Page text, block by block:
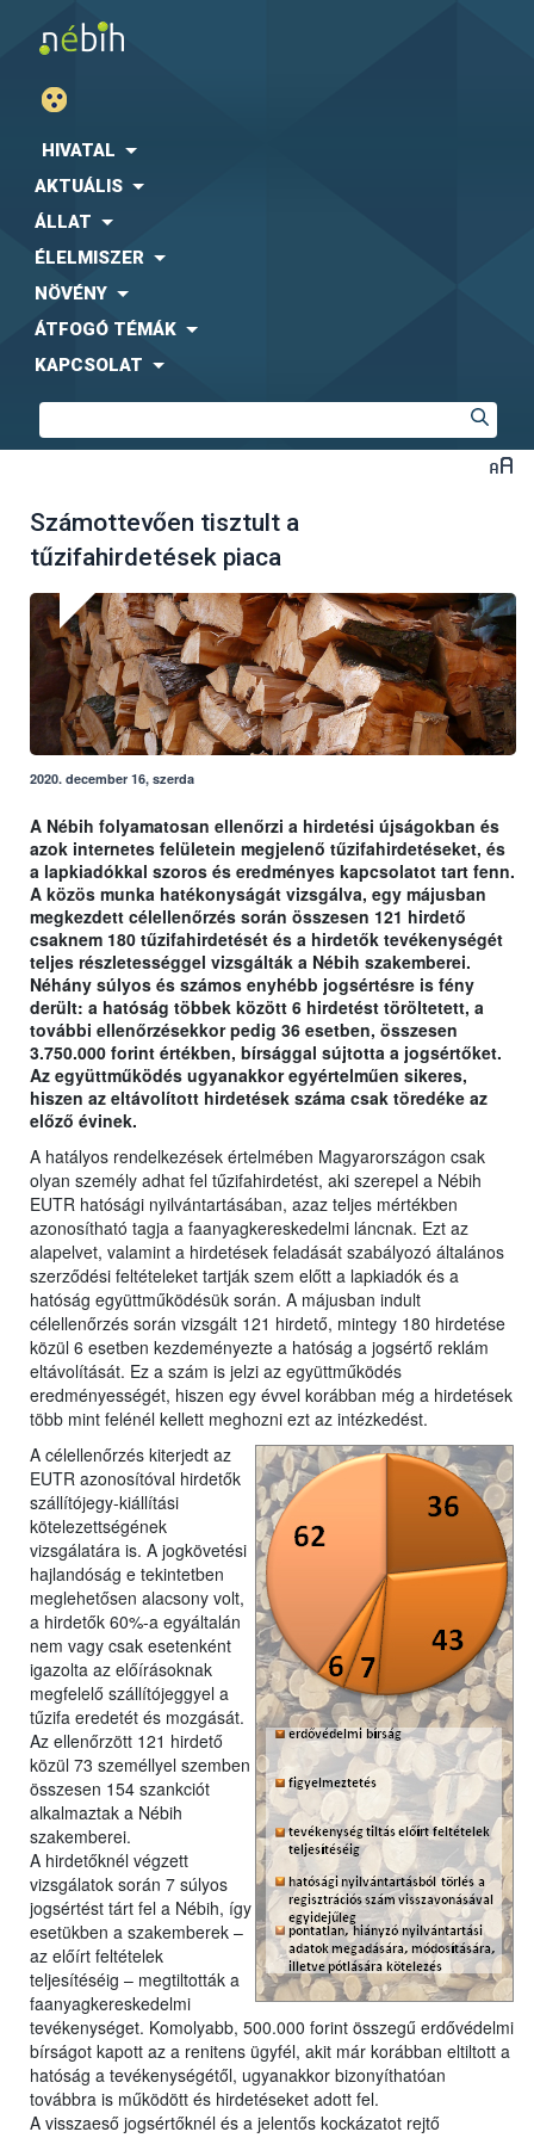
HIVATAL
AKTUÁLIS
ÁLLAT
ÉLELMISZER
NÖVÉNY
ÁTFOGÓ TÉMÁK
KAPCSOLAT
Számottevően tisztult a
tűzifahirdetések piaca
2020. december 16, szerda
A Nébih folyamatosan ellenőrzi a hirdetési újságokban és
azok internetes felületein megjelenő tűzifahirdetéseket, és
a lapkiadókkal szoros és eredményes kapcsolatot tart fenn.
A közös munka hatékonyságát vizsgálva, egy májusban
megkezdett célellenőrzés során összesen 121 hirdető
csaknem 180 tűzifahirdetését és a hirdetők tevékenységét
teljes részletességgel vizsgálták a Nébih szakemberei.
Néhány súlyos és számos enyhébb jogsértésre is fény
derült: a hatóság többek között 6 hirdetést töröltetett, a
további ellenőrzésekkor pedig 36 esetben, összesen
3.750.000 forint értékben, bírsággal sújtotta a jogsértőket.
Az együttműködés ugyanakkor egyértelműen sikeres,
hiszen az eltávolított hirdetések száma csak töredéke az
előző évinek.
A hatályos rendelkezések értelmében Magyarországon csak
olyan személy adhat fel tűzifahirdetést, aki szerepel a Nébih
EUTR hatósági nyilvántartásában, azaz teljes mértékben
azonosítható tagja a faanyagkereskedelmi láncnak. Ezt az
alapelvet, valamint a hirdetések feladását szabályozó általános
szerződési feltételeket tartják szem előtt a lapkiadók és a
hatóság együttműködésük során. A májusban indult
célellenőrzés során vizsgált 121 hirdető, mintegy 180 hirdetése
közül 6 esetben kezdeményezte a hatóság a jogsértő reklám
eltávolítását. Ez a szám is jelzi az együttműködés
eredményességét, hiszen egy évvel korábban még a hirdetések
több mint felénél kellett meghozni ezt az intézkedést.
A célellenőrzés kiterjedt az
EUTR azonosítóval hirdetők
szállítójegy-kiállítási
kötelezettségének
vizsgálatára is. A jogkövetési
hajlandóság e tekintetben
meglehetősen alacsony volt,
a hirdetők 60%-a egyáltalán
nem vagy csak esetenként
igazolta az előírásoknak
megfelelő szállítójeggyel a
tűzifa eredetét és mozgását.
Az ellenőrzött 121 hirdető
közül 73 személlyel szemben
összesen 154 szankciót
alkalmaztak a Nébih
szakemberei.
A hirdetőknél végzett
vizsgálatok során 7 súlyos
jogsértést tárt fel a Nébih, így
esetükben a szakemberek –
az előírt feltételek
teljesítéséig – megtiltották a
faanyagkereskedelmi
tevékenységet. Komolyabb, 500.000 forint összegű erdővédelmi
bírságot kapott az a renitens ügyfél, akit már korábban eltiltott a
hatóság a tevékenységétől, ugyanakkor bizonyíthatóan
továbbra is működött és hirdetéseket adott fel.
A visszaeső jogsértőknél és a jelentős kockázatot rejtő